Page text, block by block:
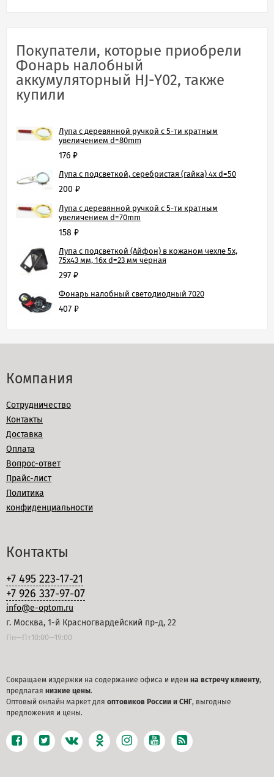
Покупатели, которые приобрели
Фонарь налобный
аккумуляторный HJ-Y02, также
купили
Лупа с деревянной ручкой с 5-ти кратным
увеличением d=80mm
176 ₽
Лупа с подсветкой, серебристая (гайка) 4х d=50
200 ₽
Лупа с деревянной ручкой с 5-ти кратным
увеличением d=70mm
158 ₽
Лупа с подсветкой (Айфон) в кожаном чехле 5х,
75х43 мм, 16х d=23 мм черная
297 ₽
Фонарь налобный светодиодный 7020
407 ₽
Компания
Сотрудничество
Контакты
Доставка
Оплата
Вопрос-ответ
Прайс-лист
Политика
конфиденциальности
Контакты
+7 495 223-17-21
+7 926 337-97-07
info@e-optom.ru
г. Москва, 1-й Красногвардейский пр-д, 22
Пн—Пт10:00—19:00
Сокращаем издержки на содержание офиса и идем на встречу клиенту,
предлагая низкие цены.
Оптовый онлайн маркет для оптовиков России и СНГ, выгодные
предложения и цены.